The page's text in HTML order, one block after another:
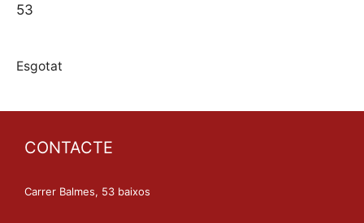
53
Esgotat
CONTACTE
Carrer Balmes, 53 baixos